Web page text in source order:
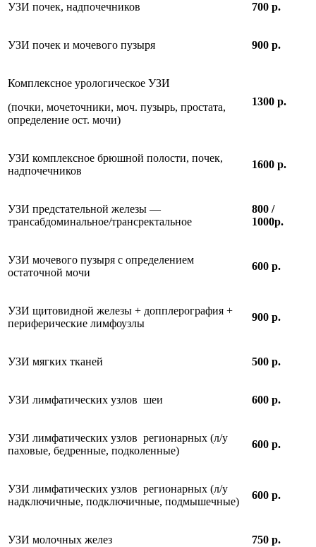
УЗИ почек, надпочечников 700 р.
УЗИ почек и мочевого пузыря 900 р.
Комплексное урологическое УЗИ
(почки, мочеточники, моч. пузырь, простата,
определение ост. мочи)
1300 р.
УЗИ комплексное брюшной полости, почек,
надпочечников
1600 р.
УЗИ предстательной железы —
трансабдоминальное/трансректальное
800 /
1000р.
УЗИ мочевого пузыря с определением
остаточной мочи
600 р.
УЗИ щитовидной железы + допплерография +
периферические лимфоузлы
900 р.
УЗИ мягких тканей 500 р.
УЗИ лимфатических узлов шеи 600 р.
УЗИ лимфатических узлов регионарных (л/у
паховые, бедренные, подколенные)
600 р.
УЗИ лимфатических узлов регионарных (л/у
надключичные, подключичные, подмышечные)
600 р.
УЗИ молочных желез 750 р.